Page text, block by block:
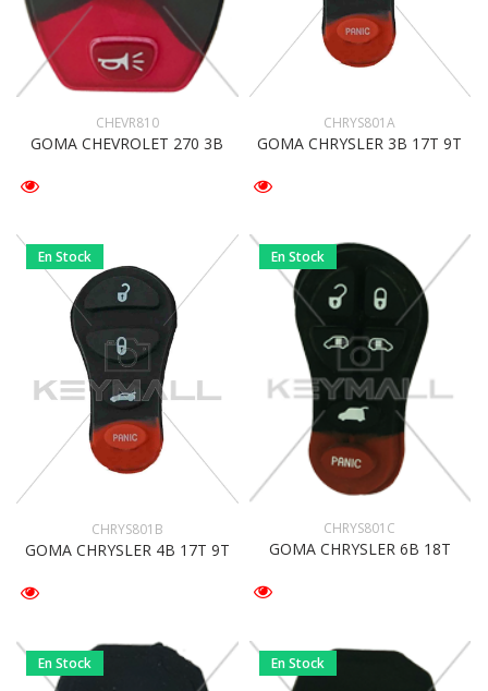
CHEVR810
GOMA CHEVROLET 270 3B
CHRYS801A
GOMA CHRYSLER 3B 17T 9T
En Stock
CHRYS801B
GOMA CHRYSLER 4B 17T 9T
En Stock
CHRYS801C
GOMA CHRYSLER 6B 18T
En Stock En Stock